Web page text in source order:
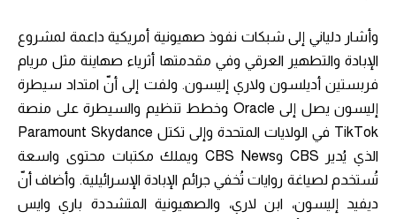
وأشار دلياني إلى شبكات نفوذ صهيونية أمريكية داعمة لمشروع
الإبادة والتطهير العرقي وفي مقدمتها أثرياء صهاينة مثل مريام
فربستين أديلسون ولاري إليسون. ولفت إلى أنّ امتداد سيطرة
إليسون يصل إلى Oracle وخطط تنظيم والسيطرة على منصة
TikTok في الولايات المتحدة وإلى تكتل Paramount Skydance
الذي يُدير CBS وCBS News ويملك مكتبات محتوى واسعة
تُستخدم لصياغة روايات تُخفي جرائم الإبادة الإسرائيلية. وأضاف أنّ
ديفيد إليسون، ابن لاري، والصهيونية المتشددة باري وايس